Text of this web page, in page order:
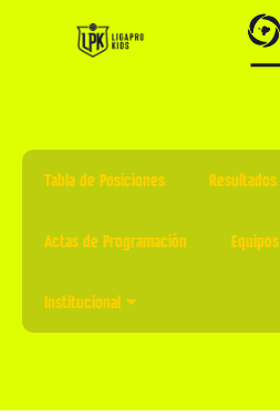
Tabla de Posiciones Resultados
Actas de Programación Equipos
Institucional